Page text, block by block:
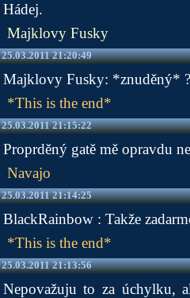
Hádej.
Majklovy Fusky
25.03.2011 21:20:49
Majklovy Fusky: *znuděný* ?
*This is the end*
25.03.2011 21:15:22
Proprděný gatě mě opravdu
Navajo
25.03.2011 21:14:25
BlackRainbow : Takže
*This is the end*
25.03.2011 21:13:56
Nepovažuju to za úchylku,